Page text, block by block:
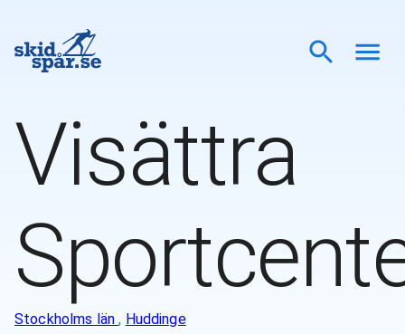
Visättra
Stockholms län, Huddinge